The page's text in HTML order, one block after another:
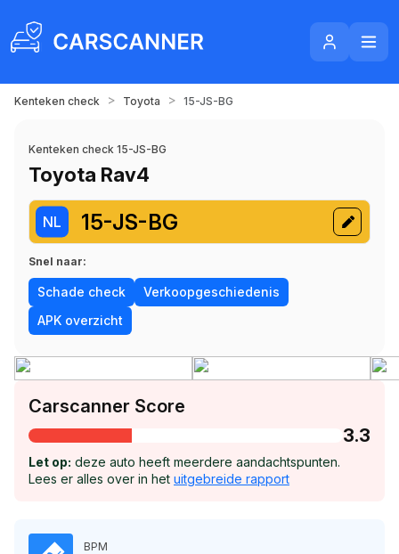
Kenteken check > Toyota > 15-JS-BG
Kenteken check 15-JS-BG
Toyota Rav4
NL 15-JS-BG
Snel naar:
Schade check
Verkoopgeschiedenis
APK overzicht
Carscanner Score
3.3
Let op: deze auto heeft meerdere aandachtspunten.
Lees er alles over in het uitgebreide rapport
BPM